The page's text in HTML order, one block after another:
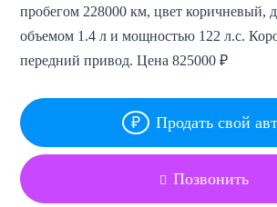
пробегом 228000 км, цвет коричневый,
объемом 1.4 л и мощностью 122 л.с.
передний привод. Цена 825000 ₽
Продать свой
Позвонить